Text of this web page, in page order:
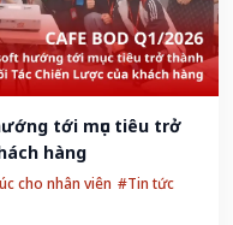
tới mục tiêu trở
hàng
cho nhân viên #Tin tức